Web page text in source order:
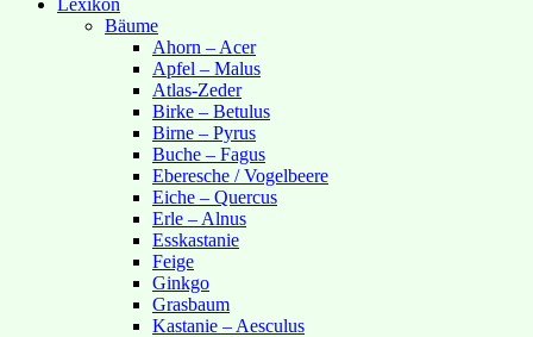
Lexikon
Bäume
Ahorn – Acer
Apfel – Malus
Atlas-Zeder
Birke – Betulus
Birne – Pyrus
Buche – Fagus
Eberesche / Vogelbeere
Eiche – Quercus
Erle – Alnus
Esskastanie
Feige
Ginkgo
Grasbaum
Kastanie – Aesculus